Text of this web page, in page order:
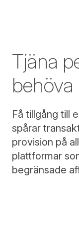
Tjäna
behöva
Få tillgång till
spårar
provision på
plattformar
begränsade